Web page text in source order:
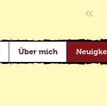
Über mich